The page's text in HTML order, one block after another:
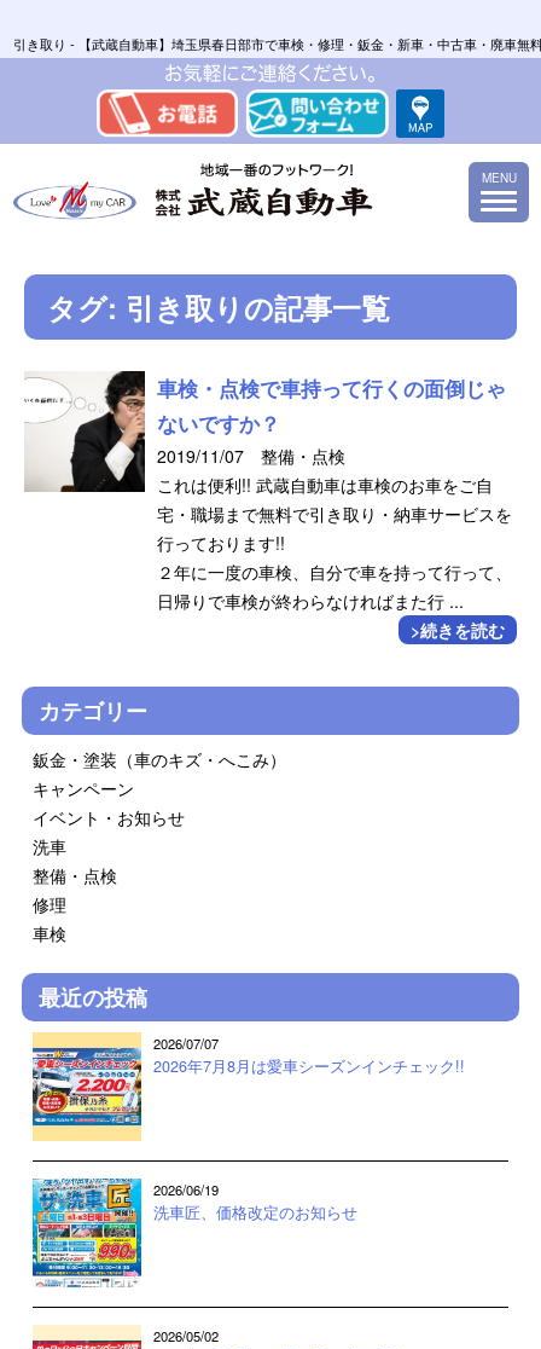
引き取り - 【武蔵自動車】埼玉県春日部市で車検・修理・鈑金・新車・中古車・廃車無
MENU
タグ: 引き取り の記事一覧
車検・点検で車持って行くの面倒じゃ
ないですか？
2019/11/07 整備・点検
これは便利!! 武蔵自動車は車検のお車をご自
宅・職場まで無料で引き取り・納車サービスを
行っております!!
２年に一度の車検、自分で車を持って行って、
日帰りで車検が終わらなければまた行 ...
>続きを読む
カテゴリー
鈑金・塗装（車のキズ・へこみ）
キャンペーン
イベント・お知らせ
洗車
整備・点検
修理
車検
最近の投稿
2026/07/07
2026年7月8月は愛車シーズンインチェック!!
2026/06/19
洗車匠、価格改定のお知らせ
2026/05/02